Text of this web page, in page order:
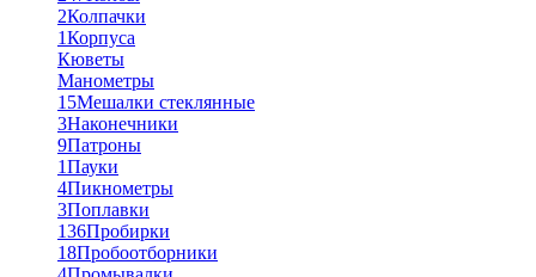
2Колпачки
1Корпуса
Кюветы
Манометры
15Мешалки стеклянные
3Наконечники
9Патроны
1Пауки
4Пикнометры
3Поплавки
136Пробирки
18Пробоотборники